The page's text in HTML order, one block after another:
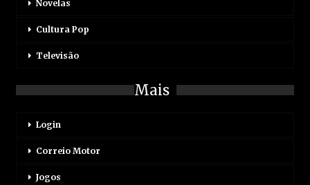
Novelas
Cultura Pop
Televisão
Mais
Login
Correio Motor
Jogos